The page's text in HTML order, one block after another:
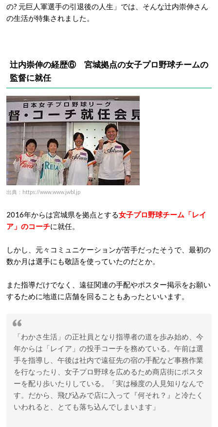
の? 元巨人軍選手の引退後の人生」では、そんな辻内崇伸さん
の生活が特集されました。
辻内崇伸の経歴⑥ 宮城拠点の女子プロ野球チームの
監督に就任
出典：https://www.www.jwbl.jp
2016年からは宮城県を拠点とする女子プロ野球チーム「レイ
ア」のコーチに就任。
しかし、元々コミュニケーションが苦手だったそうで、最初の
数か月は選手にも敬語を使っていたのだとか。
また指導だけでなく、遠征関連の手配やポスター掲示をお願い
するために地道に店舗を回ることもあったといいます。
「わかさ生活」の正社員となり指導者の道を歩み始め、今
年からは「レイア」の投手コーチを務めている。午前は選
手を指導し、午後は社内で遠征先の宿の手配など事務作業
を行なったり、女子プロ野球を広めるため商店街にポスタ
ーを配り歩いたりしている。「実は極度の人見知りなんで
す。だから、飛び込みで店に入って『何それ？』と冷たく
いわれると、とても落ち込んでしまいます」